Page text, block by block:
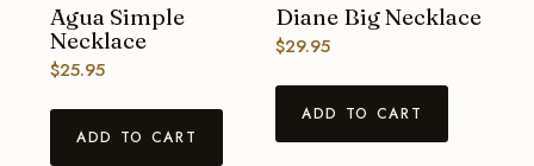
Agua Simple
Necklace
$25.95
ADD TO CART
Diane Big Necklace
$29.95
ADD TO CART